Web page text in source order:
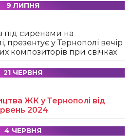
9 ЛИПНЯ
під сиренами на
презентує у Тернополі вечір
композиторів при свічках
21 ЧЕРВНЯ
ЖК у Тернополі від
2024
4 ЧЕРВНЯ